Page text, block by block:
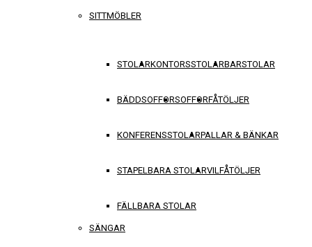
SITTMÖBLER
STOLARKONTORSSTOLARBARSTOLAR
BÄDDSOFFORSOFFORFÅTÖLJER
KONFERENSSTOLARPALLAR & BÄNKAR
STAPELBARA STOLARVILFÅTÖLJER
FÄLLBARA STOLAR
SÄNGAR